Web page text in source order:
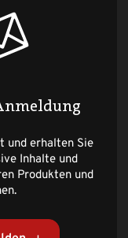
und erhalten Sie
Inhalte und
Produkten und